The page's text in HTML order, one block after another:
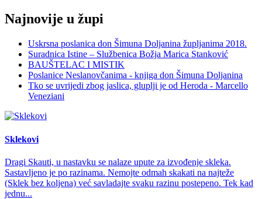
Najnovije u župi
Uskrsna poslanica don Šimuna Doljanina župljanima 2018.
Suradnica Istine – Službenica Božja Marica Stanković
BAUŠTELAC I MISTIK
Poslanice Neslanovčanima - knjiga don Šimuna Doljanina
Tko se uvrijedi zbog jaslica, gluplji je od Heroda - Marcello
Veneziani
Sklekovi
Dragi Skauti, u nastavku se nalaze upute za izvođenje skleka.
Sastavljeno je po razinama. Nemojte odmah skakati na najteže
(Sklek bez koljena) već savladajte svaku razinu postepeno. Tek kad
jednu...